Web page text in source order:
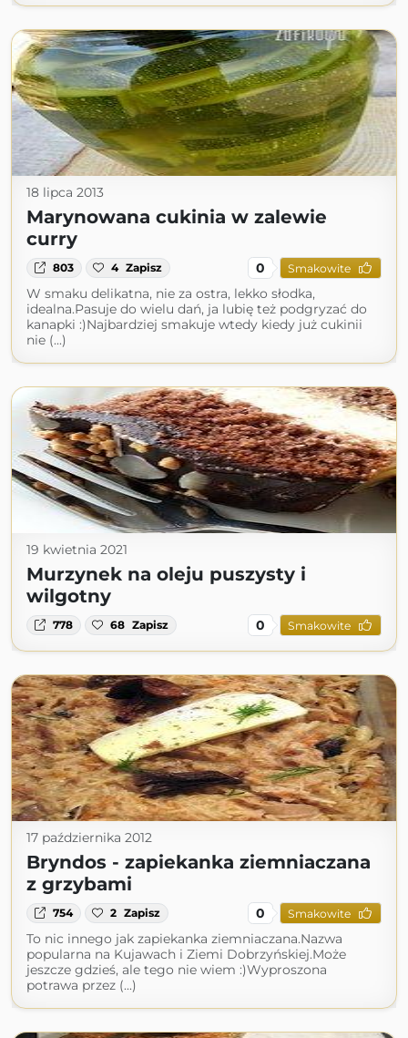
18 lipca 2013
Marynowana cukinia w zalewie
curry
803 4 Zapisz 0 Smakowite
W smaku delikatna, nie za ostra, lekko słodka,
idealna.Pasuje do wielu dań, ja lubię też podgryzać do
kanapki :)Najbardziej smakuje wtedy kiedy już cukinii
nie (...)
19 kwietnia 2021
Murzynek na oleju puszysty i
wilgotny
778 68 Zapisz 0 Smakowite
17 października 2012
Bryndos - zapiekanka ziemniaczana
z grzybami
754 2 Zapisz 0 Smakowite
To nic innego jak zapiekanka ziemniaczana.Nazwa
popularna na Kujawach i Ziemi Dobrzyńskiej.Może
jeszcze gdzieś, ale tego nie wiem :)Wyproszona
potrawa przez (...)